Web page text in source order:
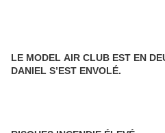
LE MODEL AIR CLUB EST EN DEUIL :
DANIEL S’EST ENVOLÉ.